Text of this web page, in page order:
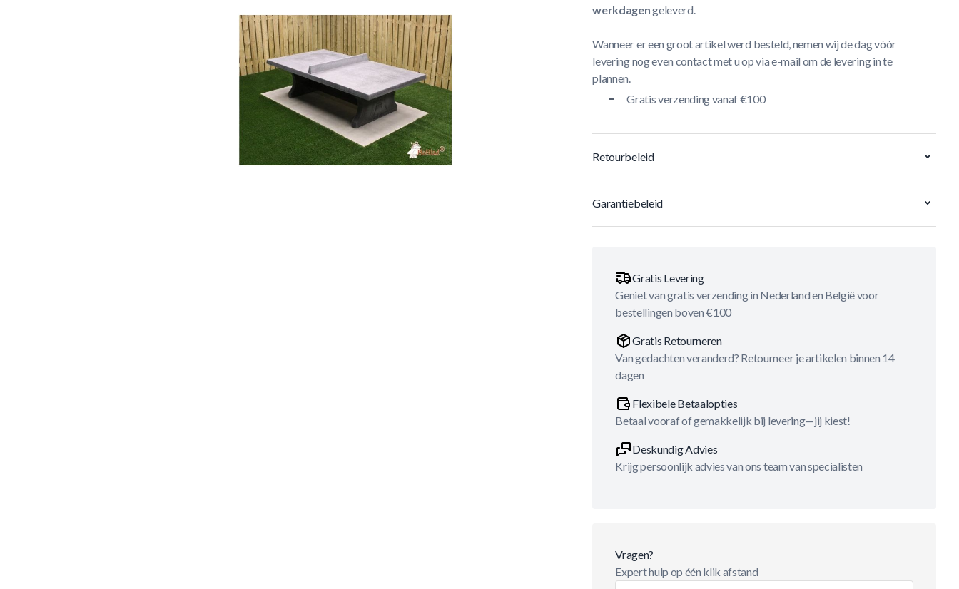
werkdagengeleverd.
Wanneer er een groot artikel werd besteld, nemen wij de dag vóór
levering nog even contact met u op via e-mail om de levering in te
plannen.
Gratis verzending vanaf €100
Retourbeleid
Garantiebeleid
Gratis Levering
Geniet van gratis verzending in Nederland en België voor
bestellingen boven €100
Gratis Retourneren
Van gedachten veranderd? Retourneer je artikelen binnen 14
dagen
Flexibele Betaalopties
Betaal vooraf of gemakkelijk bij levering—jij kiest!
Deskundig Advies
Krijg persoonlijk advies van ons team van specialisten
Vragen?
Expert hulp op één klik afstand